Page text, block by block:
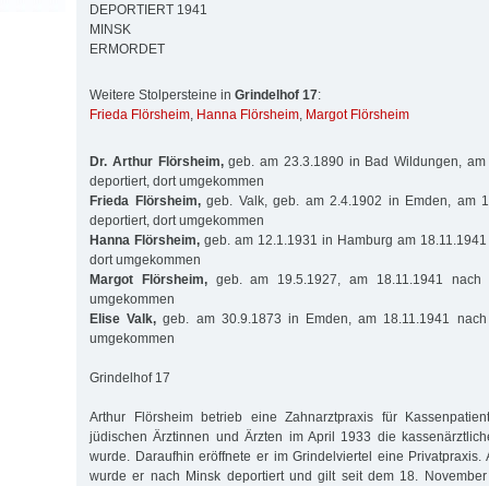
DEPORTIERT 1941
MINSK
ERMORDET
Weitere Stolpersteine in Grindelhof 17:
Frieda Flörsheim, Hanna Flörsheim, Margot Flörsheim
Dr. Arthur Flörsheim,geb. am 23.3.1890 in Bad Wildungen, am
deportiert, dort umgekommen
Frieda Flörsheim,geb. Valk, geb. am 2.4.1902 in Emden, am
deportiert, dort umgekommen
Hanna Flörsheim, geb. am 12.1.1931 in Hamburg am
dort umgekommen
Margot Flörsheim,geb. am 19.5.1927, am 18.11.1941 nach
umgekommen
Elise Valk, geb. am 30.9.1873 in Emden, am 18.11.1941
umgekommen
Grindelhof 17
Arthur Flörsheim betrieb eine Zahnarztpraxis für
jüdischen Ärztinnen und Ärzten im April 1933 die
wurde. Daraufhin eröffnete er im Grindelviertel eine Privatpraxis.
wurde er nach Minsk deportiert und gilt seit dem 18.